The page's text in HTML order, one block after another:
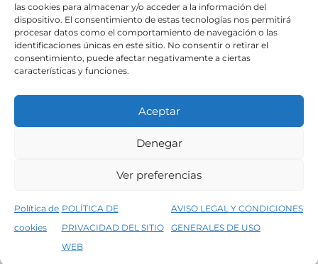
las cookies para almacenar y/o acceder a la información del
dispositivo. El consentimiento de estas tecnologías nos permitirá
procesar datos como el comportamiento de navegación o las
identificaciones únicas en este sitio. No consentir o retirar el
consentimiento, puede afectar negativamente a ciertas
características y funciones.
Aceptar
Denegar
Ver preferencias
Política de
cookies
POLÍTICA DE
PRIVACIDAD DEL SITIO
WEB
AVISO LEGAL Y CONDICIONES
GENERALES DE USO
5% de descuento en tu primera compra, utiliza el código PRIMERACOMPRA
Condiciones generales de venta
Política de privacidad del sitio web
©2026 Decopintur- todos los derechos